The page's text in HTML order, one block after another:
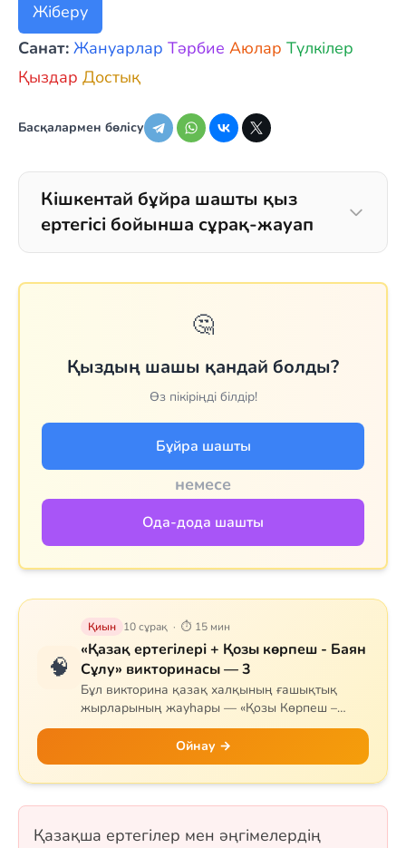
Жіберу
Санат: Жануарлар Тәрбие Аюлар Түлкілер
Қыздар Достық
Басқалармен бөлісу
Кішкентай бұйра шашты қыз
ертегісі бойынша сұрақ-жауап
🤔
Қыздың шашы қандай болды?
Өз пікіріңді білдір!
Бұйра шашты
немесе
Ода-дода шашты
🧠
Қиын 10 сұрақ · ⏱ 15 мин
«Қазақ ертегілері + Қозы көрпеш - Баян
Сұлу» викторинасы — 3
Бұл викторина қазақ халқының ғашықтық
жырларының жауһары — «Қозы Көрпеш –
Баян Сұлу» дастанына арналған. Сұрақтар
жырдың тарихын, негізгі кейіпкерлерін (Қозы,
Баян, Қодар, Қарабай, Сарыбай), оқиғаның
дамуын және тарихи мұрасын қамтиды.
таңдауды және рас/жалған форматтарында.
Ойнау →
Қазақша ертегілер мен әңгімелердің